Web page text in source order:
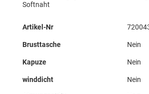
Softnaht
Mehr
Artikel-Nr
Brusttasche Nein
Kapuze Nein
winddicht Nein